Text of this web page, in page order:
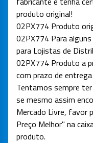
produto original!
02PX774 Produto
02PX774 Para
para Lojistas de
02PX774 Produto a
com prazo de
Tentamos sempre
se mesmo assim
Mercado Livre, favor
Preço Melhor" na
produto.